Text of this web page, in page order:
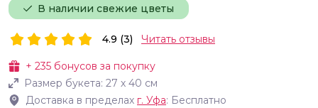
В наличии свежие цветы
+ 235 бонусов за покупку
Размер букета: 27 х 40 см
Доставка в пределах г. Уфа: Бесплатно
4.9 (3) Читать отзывы